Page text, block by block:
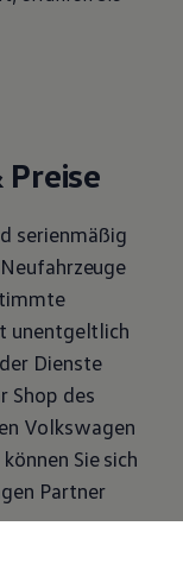
serienmäßig
unentgeltlich
Dienste
Shop des
Volkswagen
Sie sich
Partner